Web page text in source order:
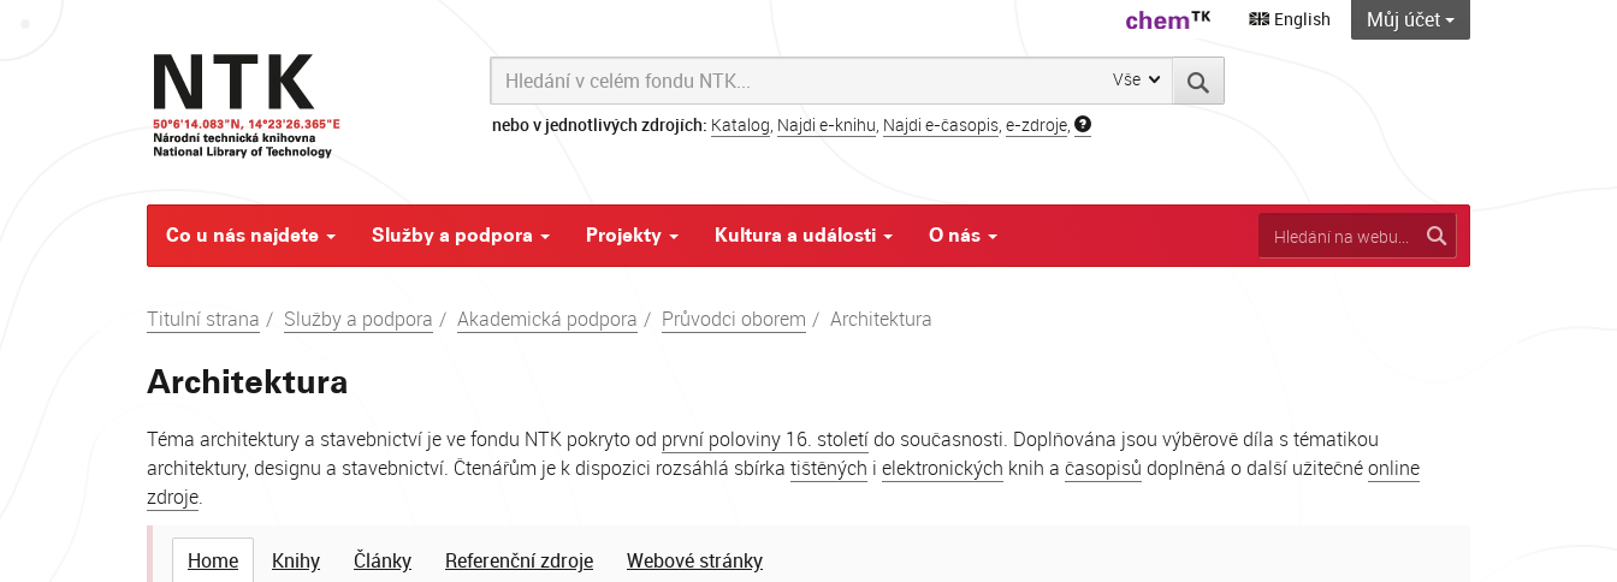
Vše
nebo v jednotlivých zdrojích: Katalog, Najdi e-knihu, Najdi e-časopis, e-zdroje,
Co u nás najdete Služby a podpora Projekty Kultura a události O nás
English Můj účet
Titulní strana Služby a podpora Akademická podpora Průvodci oborem Architektura
Architektura
Téma architektury a stavebnictví je ve fondu NTK pokryto od první poloviny 16. stoletído současnosti. Doplňována jsou výběrově díla s tématikou
architektury, designu a stavebnictví. Čtenářům je k dispozici rozsáhlá sbírka tištěných i elektronických knih a časopisů doplněná o další užitečnéonline
zdroje.
Home Knihy Články Referenční zdroje Webové stránky